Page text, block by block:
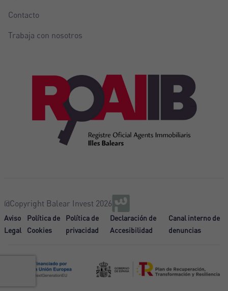
Contacto
Trabaja con nosotros
@Copyright Balear Invest 2026
Aviso
Legal
Política de
Cookies
Política de
privacidad
Declaración de
Accesibilidad
Canal interno de
denuncias